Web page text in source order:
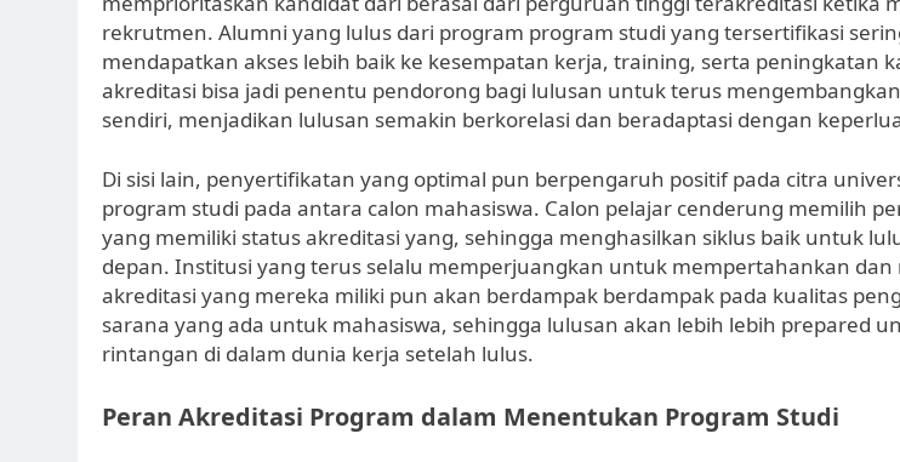
rekrutmen. Alumni yang lulus dari program program studi yang tersertifikasi
mendapatkan akses lebih baik ke kesempatan kerja, training, serta peningkatan
akreditasi bisa jadi penentu pendorong bagi lulusan untuk terus
sendiri, menjadikan lulusan semakin berkorelasi dan beradaptasi dengan
Di sisi lain, penyertifikatan yang optimal pun berpengaruh positif pada citra
program studi pada antara calon mahasiswa. Calon pelajar cenderung memilih
yang memiliki status akreditasi yang, sehingga menghasilkan siklus baik untuk
depan. Institusi yang terus selalu memperjuangkan untuk mempertahankan dan
akreditasi yang mereka miliki pun akan berdampak berdampak pada kualitas
sarana yang ada untuk mahasiswa, sehingga lulusan akan lebih lebih prepared
rintangan di dalam dunia kerja setelah lulus.
Peran Akreditasi Program dalam Menentukan Program Studi